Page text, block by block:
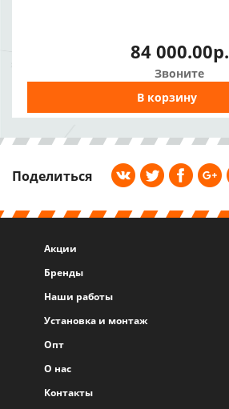
84 000.00р.
Звоните
В корзину
Поделиться
Акции
Бренды
Наши работы
Установка и монтаж
Опт
О нас
Контакты